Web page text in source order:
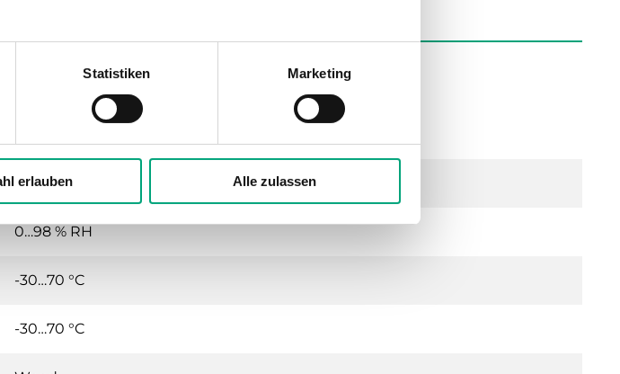
Statistiken Marketing
erlauben Alle zulassen
IP54
0…98 % RH
-30…70 °C
-30…70 °C